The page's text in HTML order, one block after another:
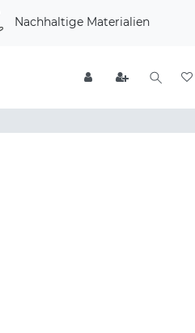
Nachhaltige Materialien